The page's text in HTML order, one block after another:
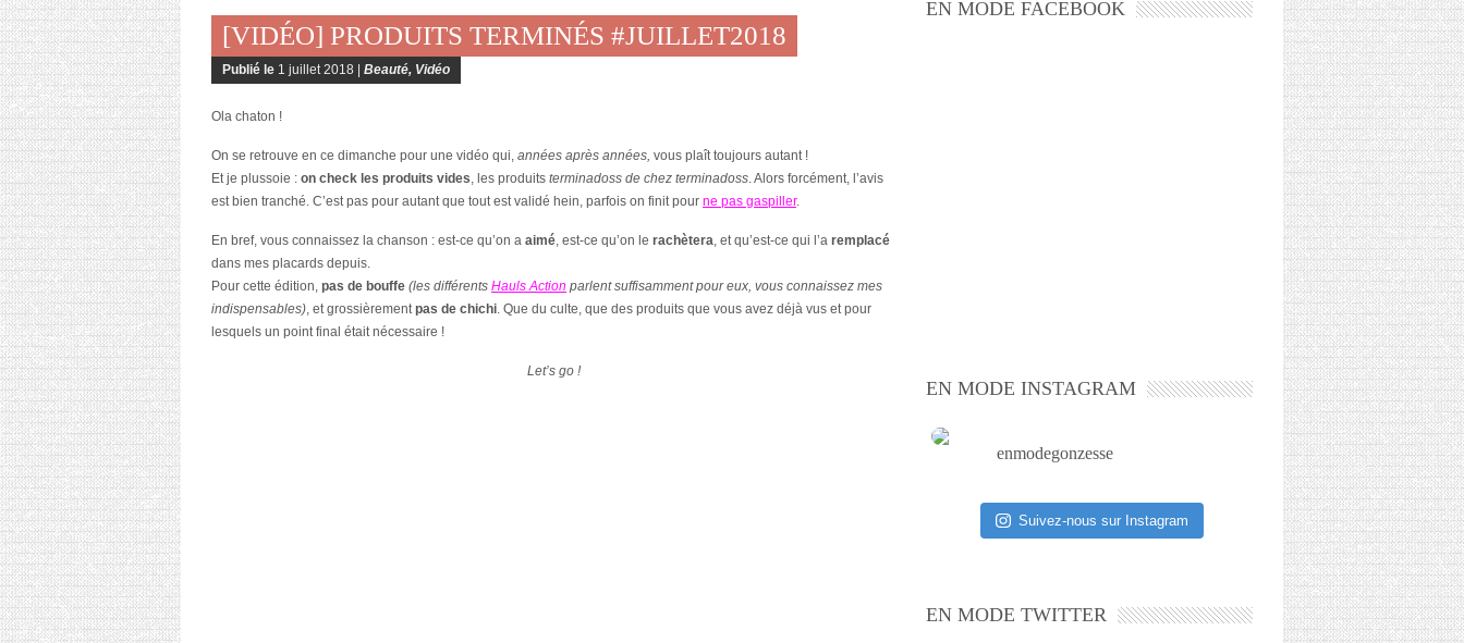
[VIDÉO] PRODUITS TERMINÉS #JUILLET2018
Publié le 1 juillet 2018 | Beauté, Vidéo
Ola chaton !
On se retrouve en ce dimanche pour une vidéo qui, années après années, vous plaît toujours autant !
Et je plussoie : on check les produits vides, les produits terminadoss de chez terminadoss. Alors forcément, l’avis
est bien tranché. C’est pas pour autant que tout est validé hein, parfois on finit pour ne pas gaspiller.
En bref, vous connaissez la chanson : est-ce qu’on a aimé, est-ce qu’on le rachètera, et qu’est-ce qui l’a remplacé
dans mes placards depuis.
Pour cette édition, pas de bouffe (les différents Hauls Action parlent suffisamment pour eux, vous connaissez mes
indispensables), et grossièrementpas de chichi. Que du culte, que des produits que vous avez déjà vus et pour
lesquels un point final était nécessaire !
Let’s go !
EN MODE FACEBOOK
EN MODE INSTAGRAM
enmodegonzesse
Suivez-nous sur Instagram
EN MODE TWITTER